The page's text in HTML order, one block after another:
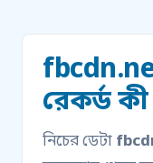
রেকর্ড
নিচের ডেটা